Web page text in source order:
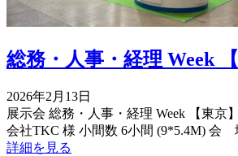
総務・人事・経理 Week
2026年2月13日
展示会 総務・人事・経理 Week 【東京
会社TKC 様 小間数 6小間 (9*5.4M) 会
詳細を見る